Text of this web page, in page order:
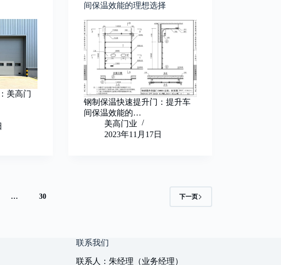
美高门
间保温效能的理想选择
钢制保温快速提升门：提升车
间保温效能的…
美高门业
2023年11月17日
… 30 下一页
联系我们
联系人：朱经理（业务经理）